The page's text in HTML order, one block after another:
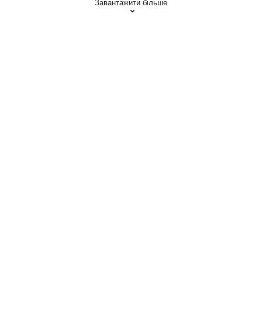
Завантажити більше